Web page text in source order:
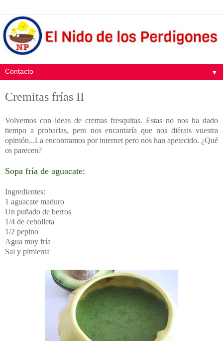
▼
Cremitas frías II
Volvemos con ideas de cremas fresquitas. Estas no nos ha dado
tiempo a probarlas, pero nos encantaría que nos diérais vuestra
opinión...La encontramos por internet pero nos han apetecido. ¿Qué
os parecen?
Sopa fría de aguacate:
Ingredientes:
1 aguacate maduro
Un puñado de berros
1/4 de cebolleta
1/2 pepino
Agua muy fría
Sal y pimienta